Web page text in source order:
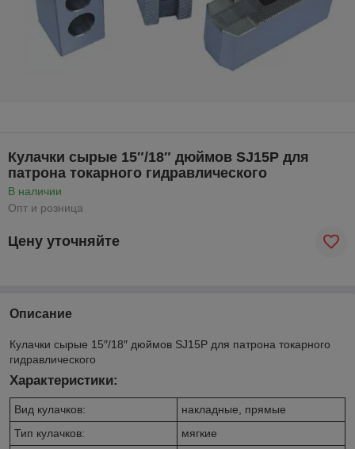
Кулачки сырые 15″/18″ дюймов SJ15P для
патрона токарного гидравлического
В наличии
Опт и розница
Цену уточняйте
Описание
Кулачки сырые 15″/18″ дюймов SJ15P для патрона токарного
гидравлического
Характеристики:
Вид кулачков:
накладные, прямые
Тип кулачков:
мягкие